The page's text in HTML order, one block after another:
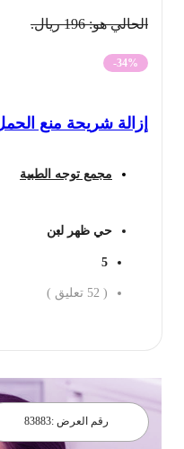
الحالي هو: 196 ريال.
-34%
إزالة شريحة منع الحمل
مجمع توجه الطبية
حي ظهر لبن
52 تعليق )
رقم العرض : 83883